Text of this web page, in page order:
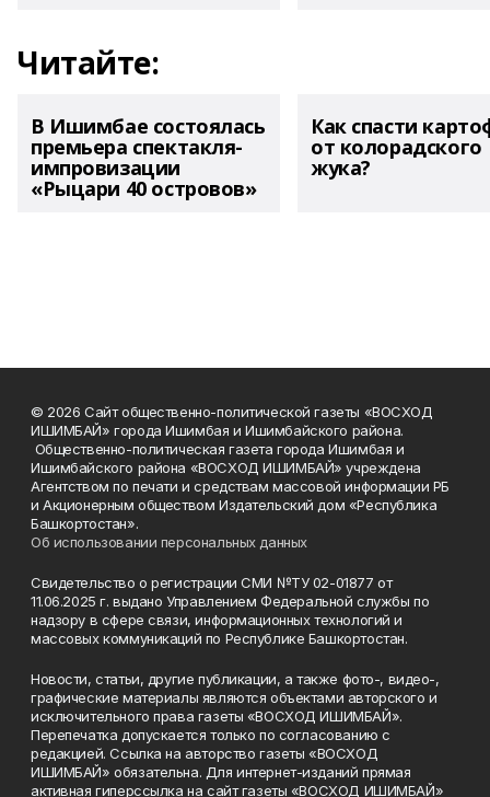
Читайте:
В Ишимбае состоялась
премьера спектакля-
импровизации
«Рыцари 40 островов»
Как спасти
от колорадского
жука?
© 2026 Сайт общественно-политической газеты «ВОСХОД
ИШИМБАЙ» города Ишимбая и Ишимбайского района.
Общественно-политическая газета города Ишимбая и
Ишимбайского района «ВОСХОД ИШИМБАЙ» учреждена
Агентством по печати и средствам массовой информации РБ
и Акционерным обществом Издательский дом «Республика
Башкортостан».
Об использовании персональных данных
Свидетельство о регистрации СМИ №ТУ 02-01877 от
11.06.2025 г. выдано Управлением Федеральной службы по
надзору в сфере связи, информационных технологий и
массовых коммуникаций по Республике Башкортостан.
Новости, статьи, другие публикации, а также фото-, видео-,
графические материалы являются объектами авторского и
исключительного права газеты «ВОСХОД ИШИМБАЙ».
Перепечатка допускается только по согласованию с
редакцией. Ссылка на авторство газеты «ВОСХОД
ИШИМБАЙ» обязательна. Для интернет-изданий прямая
активная гиперссылка на сайт газеты «ВОСХОД ИШИМБАЙ»